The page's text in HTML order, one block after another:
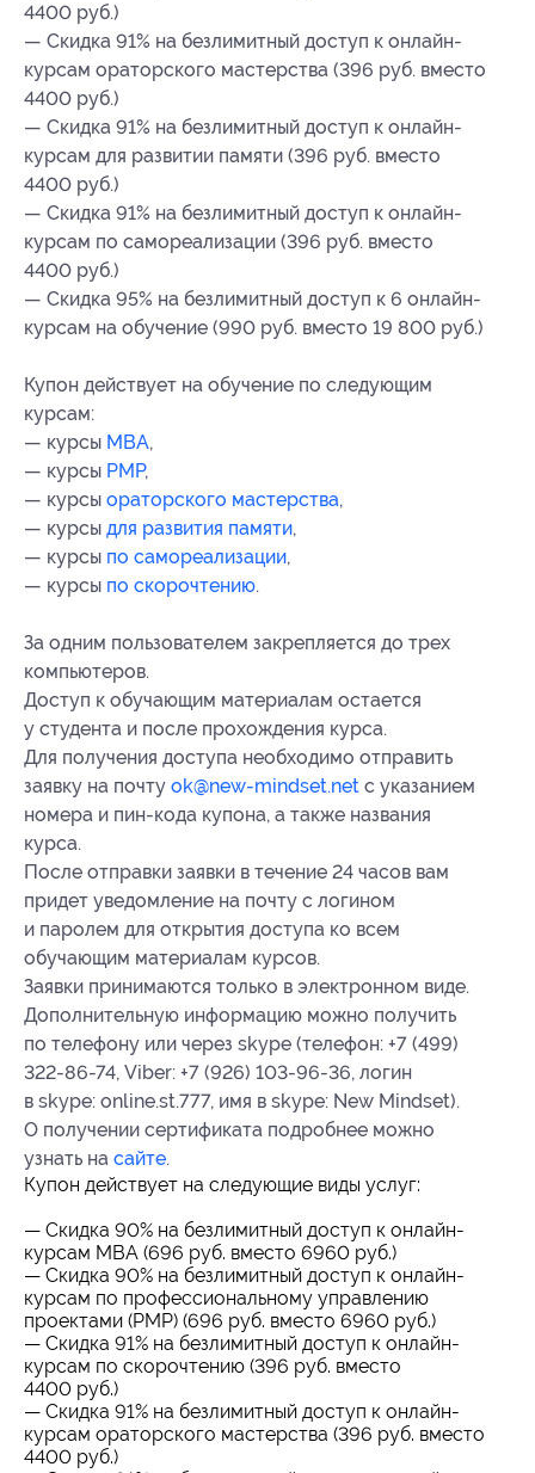
4400 руб.)
— Скидка 91% на безлимитный доступ к онлайн-
курсам ораторского мастерства (396 руб. вместо
4400 руб.)
— Скидка 91% на безлимитный доступ к онлайн-
курсам для развитии памяти (396 руб. вместо
4400 руб.)
— Скидка 91% на безлимитный доступ к онлайн-
курсам по самореализации (396 руб. вместо
4400 руб.)
— Скидка 95% на безлимитный доступ к 6 онлайн-
курсам на обучение (990 руб. вместо 19 800 руб.)
Купон действует на обучение по следующим
курсам:
— курсы MBA,
— курсы PMP,
— курсы ораторского мастерства,
— курсы для развития памяти,
— курсы по самореализации,
— курсы по скорочтению.
За одним пользователем закрепляется до трех
компьютеров.
Доступ к обучающим материалам остается
у студента и после прохождения курса.
Для получения доступа необходимо отправить
заявку на почту ok@new-mindset.net с указанием
номера и пин-кода купона, а также названия
курса.
После отправки заявки в течение 24 часов вам
придет уведомление на почту с логином
и паролем для открытия доступа ко всем
обучающим материалам курсов.
Заявки принимаются только в электронном виде.
Дополнительную информацию можно получить
по телефону или через skype (телефон: +7 (499)
322-86-74, Viber: +7 (926) 103-96-36, логин
в skype: online.st.777, имя в skype: New Mindset).
О получении сертификата подробнее можно
узнать на сайте.
Купон действует на следующие виды услуг:
— Скидка 90% на безлимитный доступ к онлайн-
курсам MBA (696 руб. вместо 6960 руб.)
— Скидка 90% на безлимитный доступ к онлайн-
курсам по профессиональному управлению
проектами (PMP) (696 руб. вместо 6960 руб.)
— Скидка 91% на безлимитный доступ к онлайн-
курсам по скорочтению (396 руб. вместо
4400 руб.)
— Скидка 91% на безлимитный доступ к онлайн-
курсам ораторского мастерства (396 руб. вместо
4400 руб.)